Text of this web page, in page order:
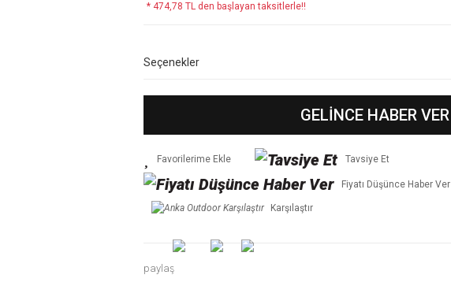
* 474,78 TL den başlayan taksitlerle!!
Seçenekler
GELİNCE HABER VER
Tavsiye Et
Fiyatı Düşünce Haber Ver
Karşılaştır
paylaş